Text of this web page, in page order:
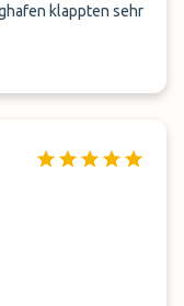
klappten sehr